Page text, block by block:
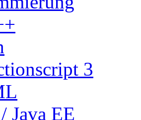
3
Java EE